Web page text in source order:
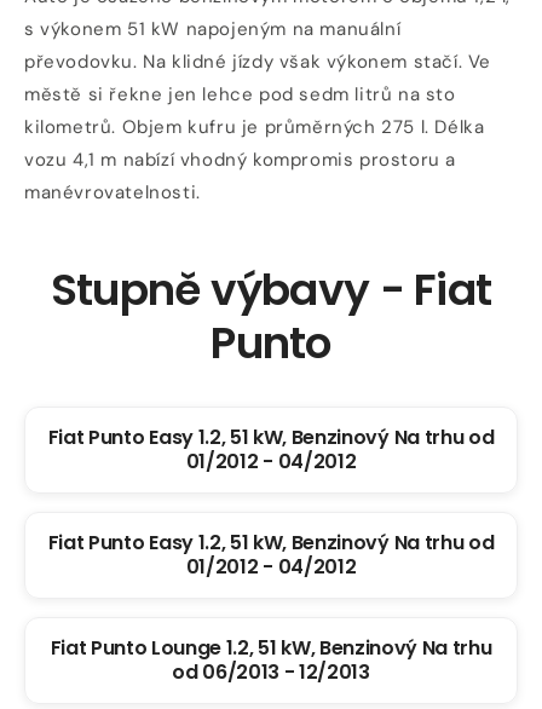
okně
s výkonem 51 kW napojeným na manuální
převodovku. Na klidné jízdy však výkonem stačí. Ve
městě si řekne jen lehce pod sedm litrů na sto
kilometrů. Objem kufru je průměrných 275 l. Délka
vozu 4,1 m nabízí vhodný kompromis prostoru a
manévrovatelnosti.
Stupně výbavy - Fiat
Punto
Fiat Punto Easy 1.2, 51 kW, Benzinový Na trhu od
01/2012 - 04/2012
Fiat Punto Easy 1.2, 51 kW, Benzinový Na trhu od
01/2012 - 04/2012
Fiat Punto Lounge 1.2, 51 kW, Benzinový Na trhu
od 06/2013 - 12/2013